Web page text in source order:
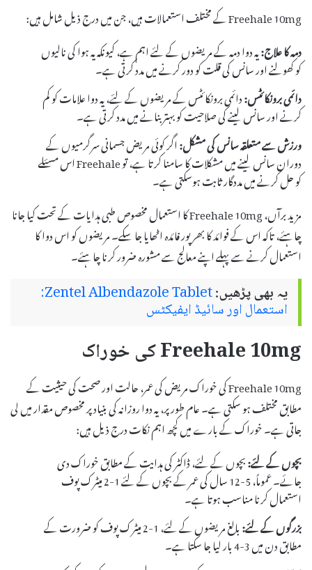
Freehale 10mg کے مختلف استعمالات ہیں، جن میں درج ذیل شامل ہیں:
دمہ کا علاج:یہ دوا دمہ کے مریضوں کے لئے اہم ہے، کیونکہ یہ ہوا کی نالیوں
کو کھولنے اور سانس کی قلت کو دور کرنے میں مدد کرتی ہے۔
دائمی برونکائٹس:دائمی برونکائٹس کے مریضوں کے لئے، یہ دوا علامات کو کم
کرنے اور سانس لینے کی صلاحیت کو بہتر بنانے میں مدد کرتی ہے۔
ورزش سے متعلقہ سانس کی مشکل:اگر کوئی مریض جسمانی سرگرمیوں کے
دوران سانس لینے میں مشکلات کا سامنا کرتا ہے، تو Freehale اس مسئلے
کو حل کرنے میں مددگار ثابت ہوسکتی ہے۔
مزید برآں، Freehale 10mg کا استعمال مخصوص طبی ہدایات کے تحت کیا جانا
چاہئے، تاکہ اس کے فوائد کا بھرپور فائدہ اٹھایا جا سکے۔ مریضوں کو اس دوا کا
استعمال کرنے سے پہلے اپنے معالج سے مشورہ ضرور کرنا چاہئے۔
یہ بھی پڑھیں: Zentel Albendazole Tablet:
استعمال اور سائیڈ ایفیکٹس
Freehale 10mg کی خوراک
Freehale 10mg کی خوراک مریض کی عمر، حالت اور صحت کی حیثیت کے
مطابق مختلف ہو سکتی ہے۔ عام طور پر، یہ دوا روزانہ کی بنیاد پر مخصوص مقدار میں لی
جاتی ہے۔ خوراک کے بارے میں کچھ اہم نکات درج ذیل ہیں:
بچوں کے لئے:بچوں کے لئے، ڈاکٹر کی ہدایت کے مطابق خوراک دی
جائے۔ عموماً، 5-12 سال کی عمر کے بچوں کے لئے 1-2 میٹرک پوف
استعمال کرنا مناسب ہوتا ہے۔
بزرگوں کے لئے:
بالغ مریضوں کے لئے، 1-2 میٹرک پوف کو ضرورت کے
مطابق دن میں 3-4 بار لیا جا سکتا ہے۔